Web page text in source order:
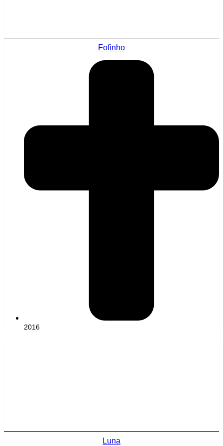
Fofinho
2016
Luna